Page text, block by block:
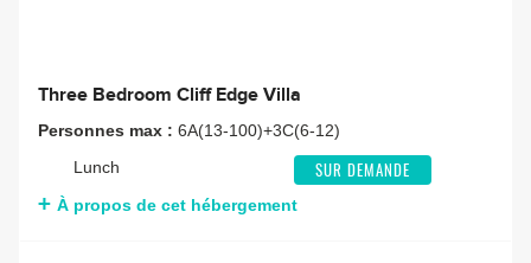
Three Bedroom Cliff Edge Villa
Personnes max : 6A(13-100)+3C(6-12)
Lunch
SUR DEMANDE
À propos de cet hébergement